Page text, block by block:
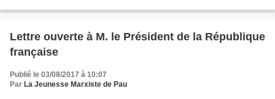
Lettre ouverte à M. le Président de la République
française
Publié le 03/08/2017 à 10:07
Par La Jeunesse Marxiste de Pau